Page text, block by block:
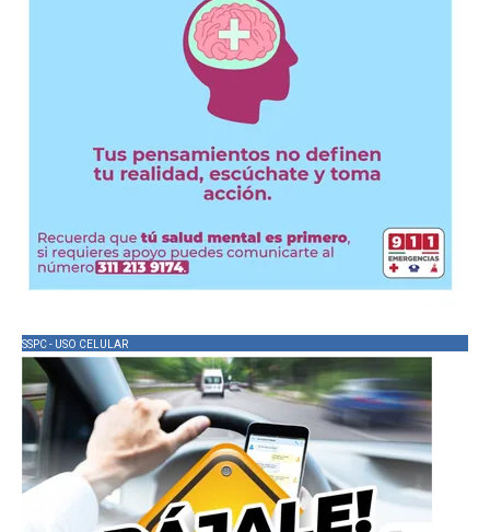
SSPC - USO CELULAR